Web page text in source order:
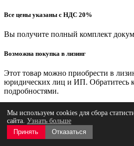
Все цены указаны с НДС 20%
Вы получите полный комплект
Возможна покупка в лизинг
Этот товар можно приобрести в
юридических лиц и ИП. Обратитесь
подробностями.
заказа, чтобы вы могли выбрать
Самовывоз (бесплатно)
Мы используем cookies для сбора
сайта. Узнать больше
Принять
Отказаться